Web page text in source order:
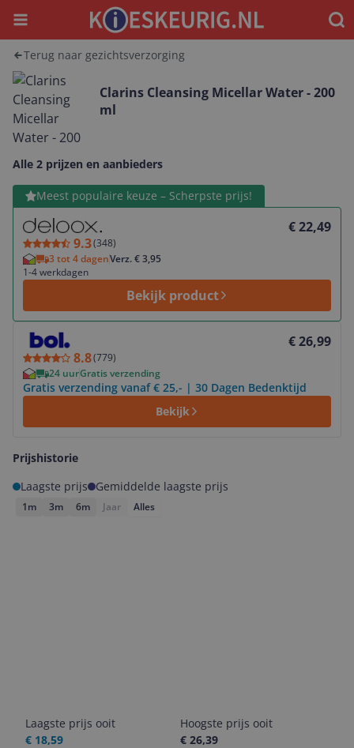
Menu
Terug naar gezichtsverzorging
Clarins Cleansing Micellar Water - 200
ml
Alle 2 prijzen en aanbieders
Meest populaire keuze – Scherpste prijs!
9.3(348)
€ 22,49
3 tot 4 dagenVerz. € 3,95
1-4 werkdagen
Bekijk product
Bekijk product
8.8(779)
€ 26,99
24 uurGratis verzending
Gratis verzending vanaf € 25,- | 30 Dagen Bedenktijd
Bekijk
Bekijk product
Prijshistorie
Laagste prijs
Gemiddelde laagste prijs
1m 3m 6m Jaar Alles
Laagste prijs ooit
€ 18,59
Hoogste prijs ooit
€ 26,39